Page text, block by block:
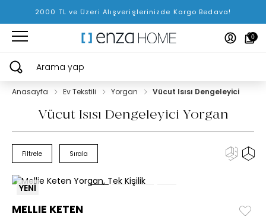
2000 TL ve Üzeri Alışverişlerinizde Kargo Bedava!
0
Arama yap
Anasayfa Ev Tekstili Yorgan Vücut Isısı Dengeleyici
Vücut Isısı Dengeleyici Yorgan
Filtrele Sırala
YENİ
MELLIE KETEN